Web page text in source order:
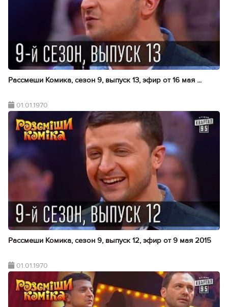
Рассмеши Комика, сезон 9, выпуск 13, эфир от 16 мая ...
01.01.1970
Рассмеши Комика, сезон 9, выпуск 12, эфир от 9 мая 2015
01.01.1970